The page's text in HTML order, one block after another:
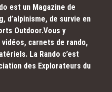
est un Magazine de
d’alpinisme, de survie en
Outdoor.Vous y
carnets de rando,
La Rando c’est
des Explorateurs du